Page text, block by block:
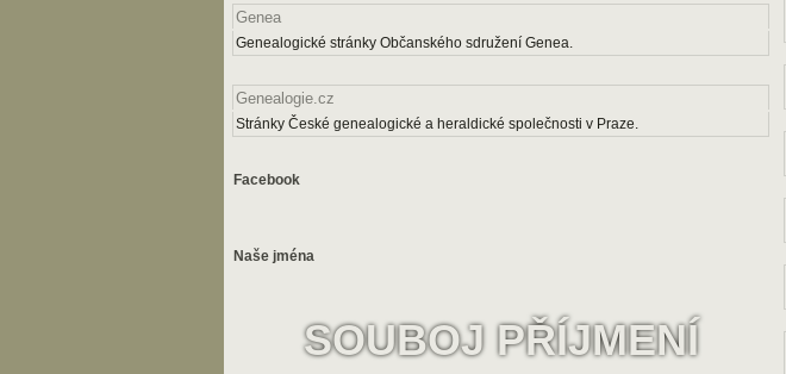
Genea
Genealogické stránky Občanského sdružení Genea.
Genealogie.cz
Stránky České genealogické a heraldické společnosti v Praze.
Facebook
Naše jména
SOUBOJ PŘÍJMENÍ